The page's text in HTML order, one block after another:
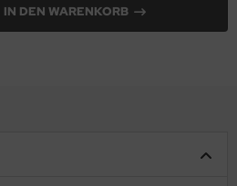
IN DEN WARENKORB